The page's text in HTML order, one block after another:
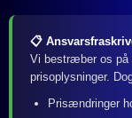
📋
Vi bestræber os på
prisoplysninger.
Prisændringer